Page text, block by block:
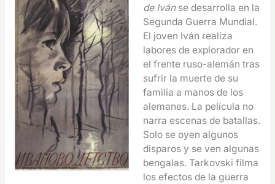
de Ivánse desarrolla en la
Segunda Guerra Mundial.
El joven Iván realiza
labores de explorador en
el frente ruso-alemán tras
sufrir la muerte de su
familia a manos de los
alemanes. La película no
narra escenas de batallas.
Solo se oyen algunos
disparos y se ven algunas
bengalas. Tarkovski filma
los efectos de la guerra